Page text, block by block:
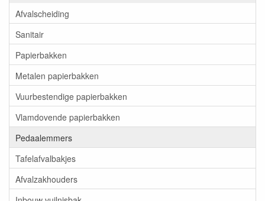
Afvalscheiding
Sanitair
Papierbakken
Metalen papierbakken
Vuurbestendige papierbakken
Vlamdovende papierbakken
Pedaalemmers
Tafelafvalbakjes
Afvalzakhouders